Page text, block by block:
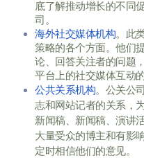
底了解推动增长的不同
司。
海外社交媒体机构。此
策略的各个方面。他们
论、回答关注者的问题
平台上的社交媒体互动
公共关系机构。公关公
志和网站记者的关系，
新闻稿、新闻稿、演讲
大量受众的博主和有影
定时相信他们的意见。